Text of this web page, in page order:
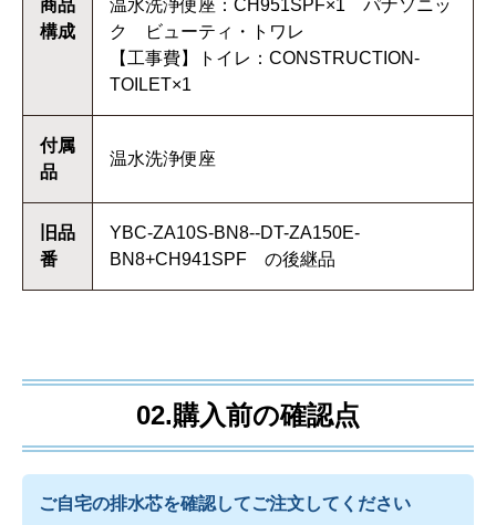
商品
構成
温水洗浄便座：CH951SPF×1 パナソニッ
ク ビューティ・トワレ
【工事費】トイレ：CONSTRUCTION-
TOILET×1
付属
品
温水洗浄便座
旧品
番
YBC-ZA10S-BN8--DT-ZA150E-
BN8+CH941SPF の後継品
02.購入前の確認点
ご自宅の排水芯を確認してご注文してください